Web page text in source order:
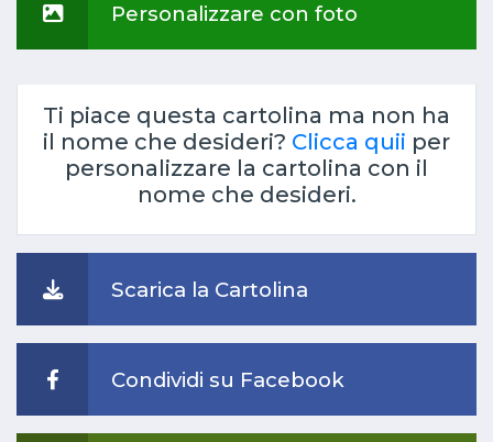
Personalizzare con foto
Ti piace questa cartolina ma non ha
il nome che desideri? Clicca quii per
personalizzare la cartolina con il
nome che desideri.
Scarica la Cartolina
Condividi su Facebook